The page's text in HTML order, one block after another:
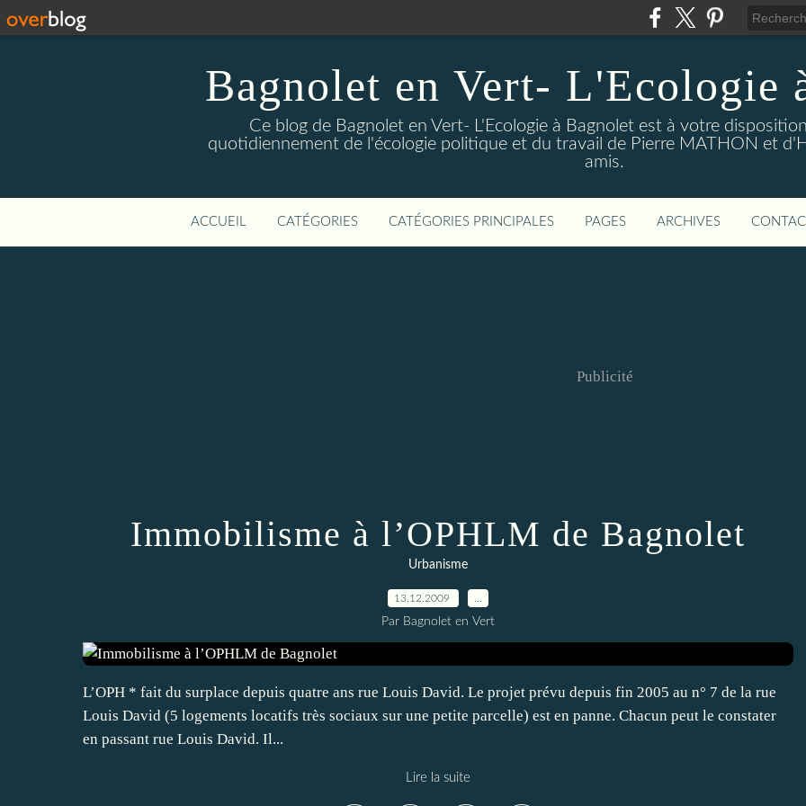
Bagnolet en Vert- L'Ecologie
Ce blog de Bagnolet en Vert- L'Ecologie à Bagnolet est à votre
quotidiennement de l'écologie politique et du travail de Pierre MATHON et
amis.
ACCUEIL CATÉGORIES CATÉGORIES PRINCIPALES PAGES ARCHIVES
Publicité
Immobilisme à l’OPHLM de Bagnolet
Urbanisme
13.12.2009
Par Bagnolet en Vert
L’OPH * fait du surplace depuis quatre ans rue Louis David. Le projet prévu depuis fin 2005 au n° 7 de la rue
Louis David (5 logements locatifs très sociaux sur une petite parcelle) est en panne. Chacun peut le constater
en passant rue Louis David. Il...
Lire la suite